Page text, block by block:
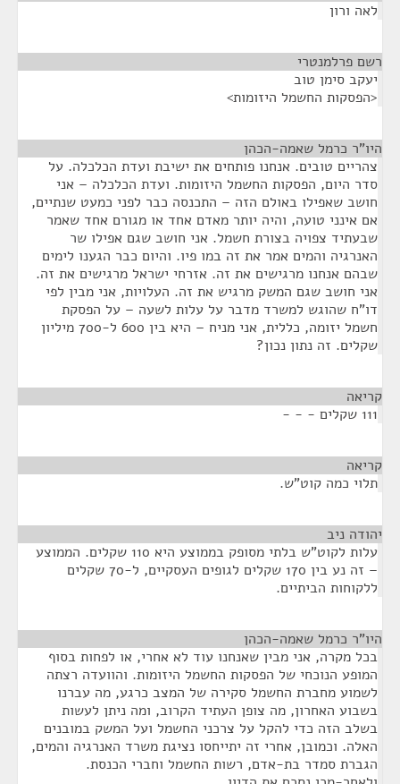
לאה ורון
רשם פרלמנטרי
יעקב סימן טוב
<הפסקות החשמל היזומות>
היו"ר כרמל שאמה-הכהן
צהריים טובים. אנחנו פותחים את ישיבת ועדת הכלכלה. על
סדר היום, הפסקות החשמל היזומות. ועדת הכלכלה – אני
חושב שאפילו באולם הזה – התכנסה כבר לפני כמעט שנתיים,
אם אינני טועה, והיה יותר מאדם אחד או מגורם אחד שאמר
שבעתיד צפויה בצורת חשמל. אני חושב שגם אפילו שר
האנרגיה והמים אמר את זה במו פיו. והיום כבר הגענו לימים
שבהם אנחנו מרגישים את זה. אזרחי ישראל מרגישים את זה.
אני חושב שגם המשק מרגיש את זה. העלויות, אני מבין לפי
דו"ח שהוגש למשרד מדבר על עלות לשעה – על הפסקת
חשמל יזומה, כללית, אני מניח – היא בין 600 ל-700 מיליון
שקלים. זה נתון נכון?
קריאה
111 שקלים - - -
קריאה
תלוי כמה קוט"ש.
יהודה ניב
עלות לקוט"ש בלתי מסופק בממוצע היא 110 שקלים. הממוצע
– זה נע בין 170 שקלים לגופים העסקיים, ל-70 שקלים
ללקוחות הביתיים.
היו"ר כרמל שאמה-הכהן
בכל מקרה, אני מבין שאנחנו עוד לא אחרי, או לפחות בסוף
המופע הנוכחי של הפסקות החשמל היזומות. והוועדה רצתה
לשמוע מחברת החשמל סקירה של המצב כרגע, מה עברנו
בשבוע האחרון, מה צופן העתיד הקרוב, ומה ניתן לעשות
בשלב הזה כדי להקל על צרכני החשמל ועל המשק במובנים
האלה. וכמובן, אחרי זה יתייחסו נציגת משרד האנרגיה והמים,
הגברת סמדר בת-אדם, רשות החשמל וחברי הכנסת.